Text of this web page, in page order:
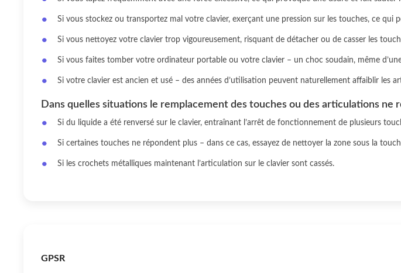
Si vous stockez ou transportez mal votre clavier, exerçant une pression sur les touches, ce qui
Si vous nettoyez votre clavier trop vigoureusement, risquant de détacher ou de casser les
Si vous faites tomber votre ordinateur portable ou votre clavier – un choc soudain, même
Si votre clavier est ancien et usé – des années d’utilisation peuvent naturellement affaiblir les
Dans quelles situations le remplacement des touches ou des articulations ne
Si du liquide a été renversé sur le clavier, entraînant l’arrêt de fonctionnement de plusieurs
Si certaines touches ne répondent plus – dans ce cas, essayez de nettoyer la zone sous la
Si les crochets métalliques maintenant l’articulation sur le clavier sont cassés.
GPSR